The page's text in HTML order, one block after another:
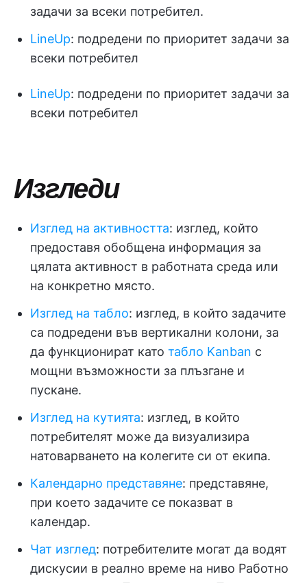
задачи за всеки потребител.
LineUp: подредени по приоритет задачи за
всеки потребител
LineUp: подредени по приоритет задачи за
всеки потребител
Изгледи
Изглед на активността: изглед, който
предоставя обобщена информация за
цялата активност в работната среда или
на конкретно място.
Изглед на табло: изглед, в който задачите
са подредени във вертикални колони, за
да функционират като табло Kanban с
мощни възможности за плъзгане и
пускане.
Изглед на кутията: изглед, в който
потребителят може да визуализира
натоварването на колегите си от екипа.
Календарно представяне: представяне,
при което задачите се показват в
календар.
Чат изглед: потребителите могат да водят
дискусии в реално време на ниво Работно